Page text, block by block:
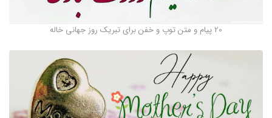
20 پیام و متن توپ و خفن برای تبریک روز جهانی خاله